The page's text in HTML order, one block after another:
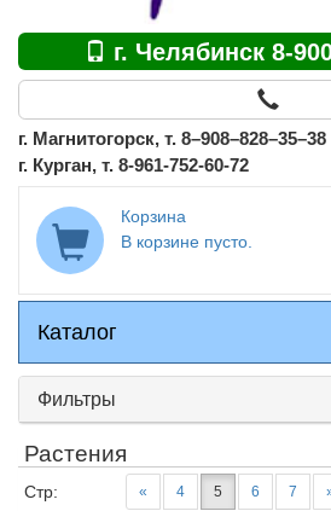
г. Челябинск 8-
г. Магнитогорск, т. 8–908–828–35–38
г. Курган, т. 8-961-752-60-72
Корзина
В корзине пусто.
Каталог
Каталог
Фильтры
Растения
Стр: « 4 5 6 7